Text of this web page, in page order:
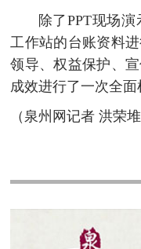
除了PPT现场
工作站的台账资料
领导、权益保护、
成效进行了一次全面
（泉州网记者 洪荣